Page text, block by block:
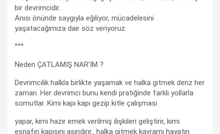
bir devrimcidir.
Anısı önünde saygıyla eğiliyor, mücadelesini
yaşatacağımıza dair söz veriyoruz.
°°°
Neden ÇATLAMIŞ NAR’IM ?
Devrimcilik halkla birlikte yaşamak ve halka gitmek deriz her
zaman. Her devrimci bunu kendi pratiğinde farklı yollarla
somutlar. Kimi kapı kapı gezip kitle çalışması
yapar, kimi hazır emek verilmiş ilişkileri geliştirir, kimi
esnafın kapısını aşındırır.. halka gitmek kavramı hayatın